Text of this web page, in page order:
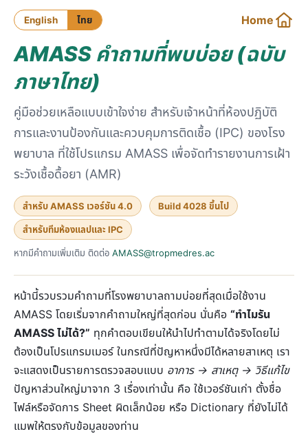
English ไทย Home
AMASS คำถามที่พบบ่อย (ฉบับ
ภาษาไทย)
คู่มือช่วยเหลือแบบเข้าใจง่าย สำหรับเจ้าหน้าที่ห้องปฏิบัติ
การและงานป้องกันและควบคุมการติดเชื้อ (IPC) ของโรง
พยาบาล ที่ใช้โปรแกรม AMASS เพื่อจัดทำรายงานการเฝ้า
ระวังเชื้อดื้อยา (AMR)
สำหรับ AMASS เวอร์ชัน 4.0 Build 4028 ขึ้นไป
สำหรับทีมห้องแลปและ IPC
หากมีคำถามเพิ่มเติม ติดต่อ AMASS@tropmedres.ac
หน้านี้รวบรวมคำถามที่โรงพยาบาลถามบ่อยที่สุดเมื่อใช้งาน
AMASS โดยเริ่มจากคำถามใหญ่ที่สุดก่อน นั่นคือ “ทำไมรัน
AMASS ไม่ได้?” ทุกคำตอบเขียนให้นำไปทำตามได้จริงโดยไม่
ต้องเป็นโปรแกรมเมอร์ ในกรณีที่ปัญหาหนึ่งมีได้หลายสาเหตุ เรา
จะแสดงเป็นรายการตรวจสอบแบบ อาการ → สาเหตุ → วิธีแก้ไข
ปัญหาส่วนใหญ่มาจาก 3 เรื่องเท่านั้น คือ ใช้เวอร์ชันเก่า ตั้งชื่อ
ไฟล์หรือจัดการ Sheet ผิดเล็กน้อย หรือ Dictionary ที่ยังไม่ได้
แมพให้ตรงกับข้อมูลของท่าน